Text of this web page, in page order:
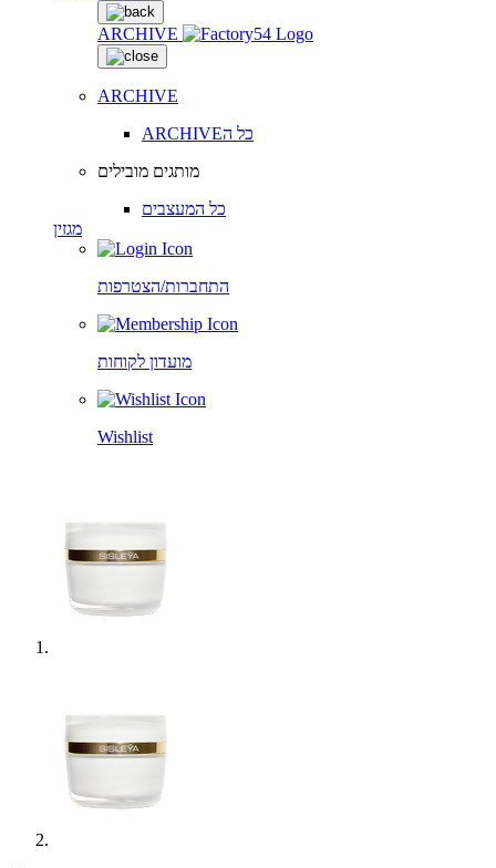
ARCHIVE
ARCHIVE
ARCHIVEכל ה
מותגים מובילים
כל המעצבים
מגזין
התחברות/הצטרפות
מועדון לקוחות
Wishlist